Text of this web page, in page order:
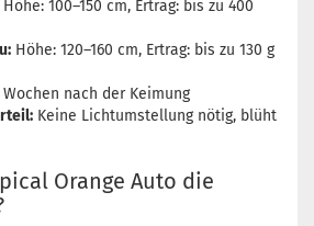
Höhe: 100–150 cm, Ertrag: bis zu 400
Höhe: 120–160 cm, Ertrag: bis zu 130 g
Wochen nach der Keimung
Keine Lichtumstellung nötig, blüht
Orange Auto die